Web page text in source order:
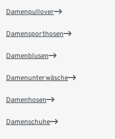
Damenpullover
Damensporthosen
Damenblusen
Damenunterwäsche
Damenhosen
Damenschuhe